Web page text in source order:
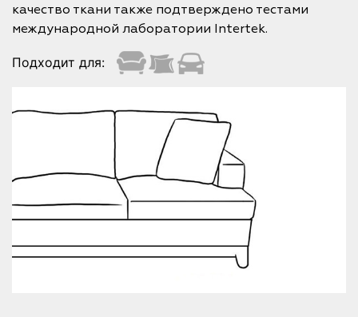
качество ткани также подтверждено тестами
международной лаборатории Intertek.
Подходит для: